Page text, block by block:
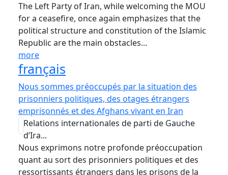
The Left Party of Iran, while welcoming the MOU
for a ceasefire, once again emphasizes that the
political structure and constitution of the Islamic
Republic are the main obstacles...
more
français
Nous sommes préoccupés par la situation des
prisonniers politiques, des otages étrangers
emprisonnés et des Afghans vivant en Iran
Relations internationales de parti de Gauche
d’Ira...
Nous exprimons notre profonde préoccupation
quant au sort des prisonniers politiques et des
ressortissants étrangers dans les prisons de la